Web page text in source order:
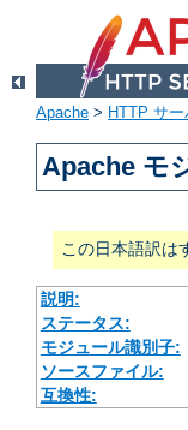
Apache > HTTP サー
Apache モ
この日本語訳は
説明:
ステータス:
モジュール識別子:
ソースファイル:
互換性: